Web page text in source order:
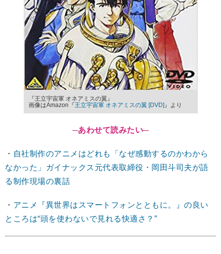
『王立宇宙軍 オネアミスの翼』
画像はAmazon『王立宇宙軍 オネアミスの翼 [DVD]』より
─あわせて読みたい─
・ 自社制作のアニメはどれも「なぜ感動するのかわから
なかった」ガイナックス元代表取締役・岡田斗司夫が語
る制作現場の裏話
・ アニメ『異世界はスマートフォンとともに。』の良い
ところは“頭を使わないで見れる快適さ？”